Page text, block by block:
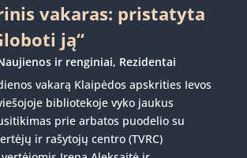
vakaras: pristatyta
ją“
ir renginiai, Rezidentai
vakarą Klaipėdos apskrities Ievos
bibliotekoje vyko jaukus
prie arbatos puodelio su
ir rašytojų centro (TVRC)